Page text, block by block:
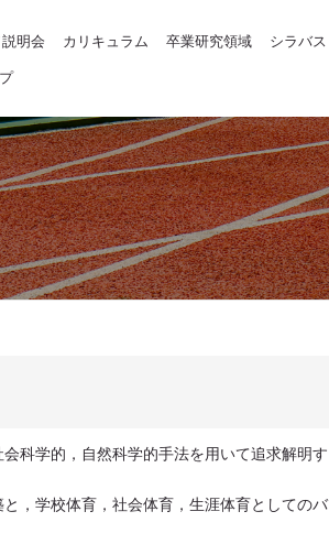
明会 カリキュラム 卒業研究領域 シラバス
科学的，自然科学的手法を用いて追求解明す
，学校体育，社会体育，生涯体育としてのバ